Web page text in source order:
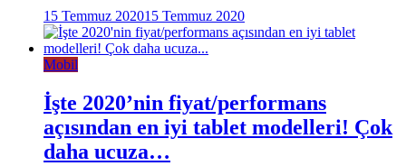
15 Temmuz 202015 Temmuz 2020
Mobil
İşte 2020’nin fiyat/performans
açısından en iyi tablet modelleri! Çok
daha ucuza…